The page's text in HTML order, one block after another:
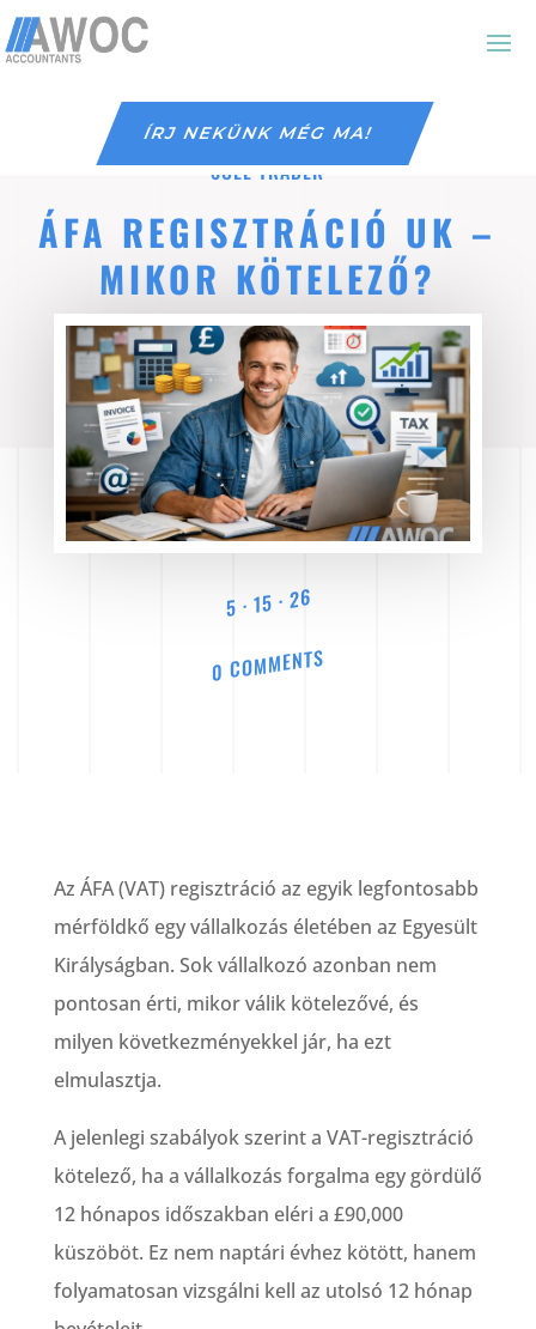
ÍRJ NEKÜNK MÉG MA!
SOLE TRADER
ÁFA REGISZTRÁCIÓ UK –
MIKOR KÖTELEZŐ?
5 · 15 · 26
0 COMMENTS
Az ÁFA (VAT) regisztráció az egyik legfontosabb
mérföldkő egy vállalkozás életében az Egyesült
Királyságban. Sok vállalkozó azonban nem
pontosan érti, mikor válik kötelezővé, és
milyen következményekkel jár, ha ezt
elmulasztja.
A jelenlegi szabályok szerint a VAT-regisztráció
kötelező, ha a vállalkozás forgalma egy gördülő
12 hónapos időszakban eléri a £90,000
küszöböt. Ez nem naptári évhez kötött, hanem
folyamatosan vizsgálni kell az utolsó 12 hónap